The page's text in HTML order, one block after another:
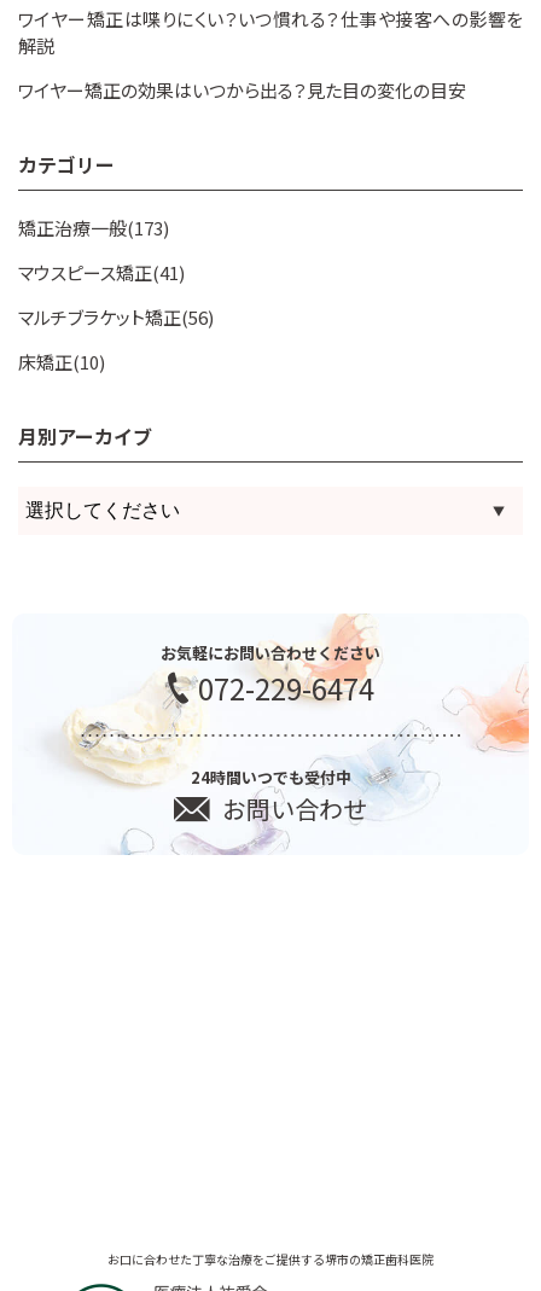
ワイヤー矯正は喋りにくい？いつ慣れる？仕事や接客への影響を
解説
ワイヤー矯正の効果はいつから出る？見た目の変化の目安
カテゴリー
矯正治療一般(173)
マウスピース矯正(41)
マルチブラケット矯正(56)
床矯正(10)
月別アーカイブ
お気軽にお問い合わせください
072-229-6474
24時間いつでも受付中
お問い合わせ
お口に合わせた丁寧な治療をご提供する堺市の矯正歯科医院